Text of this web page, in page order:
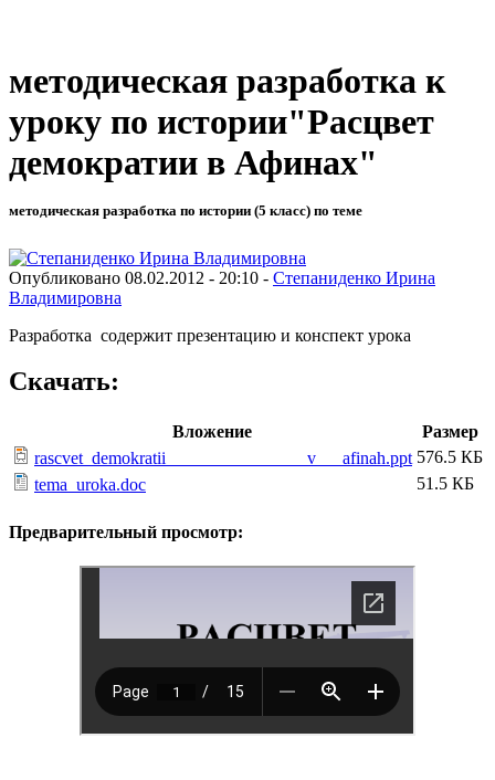
методическая разработка к
уроку по истории"Расцвет
демократии в Афинах"
методическая разработка по истории (5 класс) по теме
Опубликовано 08.02.2012 - 20:10 - Степаниденко Ирина
Владимировна
Разработка содержит презентацию и конспект урока
Скачать:
Вложение
Размер
rascvet_demokratii________________v___afinah.ppt 576.5 КБ
tema_uroka.doc
51.5 КБ
Предварительный просмотр: